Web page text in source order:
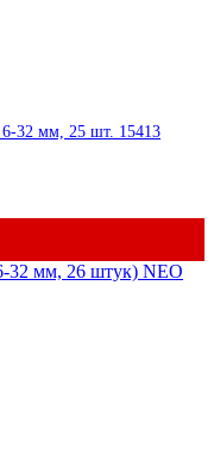
32 мм, 25 шт. 15413